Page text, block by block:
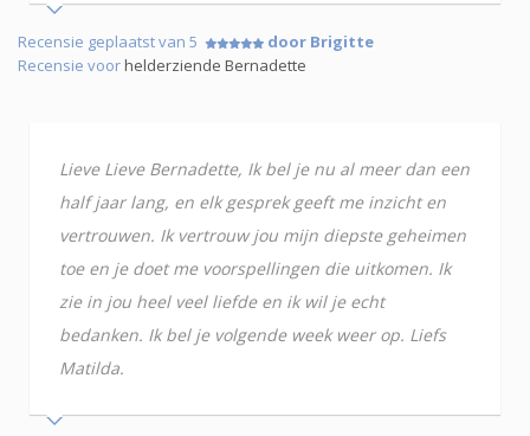
Recensie geplaatst van 5
door Brigitte
Recensie voorhelderziende Bernadette
Lieve Lieve Bernadette, Ik bel je nu al meer dan een
half jaar lang, en elk gesprek geeft me inzicht en
vertrouwen. Ik vertrouw jou mijn diepste geheimen
toe en je doet me voorspellingen die uitkomen. Ik
zie in jou heel veel liefde en ik wil je echt
bedanken. Ik bel je volgende week weer op. Liefs
Matilda.